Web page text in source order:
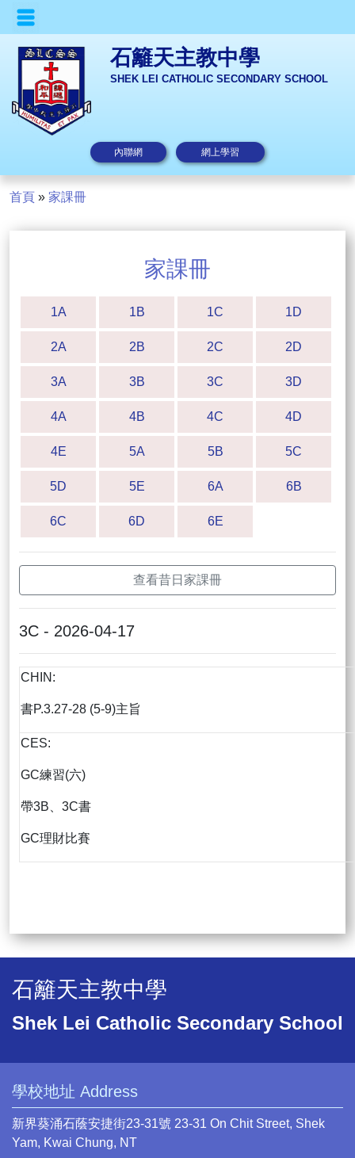
石籬天主教中學
SHEK LEI CATHOLIC SECONDARY SCHOOL
內聯網 網上學習
首頁 » 家課冊
家課冊
1A 1B 1C 1D
2A 2B 2C 2D
3A 3B 3C 3D
4A 4B 4C 4D
4E 5A 5B 5C
5D 5E 6A 6B
6C 6D 6E
查看昔日家課冊
3C - 2026-04-17
CHIN:
書P.3.27-28 (5-9)主旨
CES:
GC練習(六)
帶3B、3C書
GC理財比賽
石籬天主教中學
Shek Lei Catholic Secondary School
學校地址 Address
新界葵涌石蔭安捷街23-31號 23-31 On Chit Street, Shek
Yam, Kwai Chung, NT